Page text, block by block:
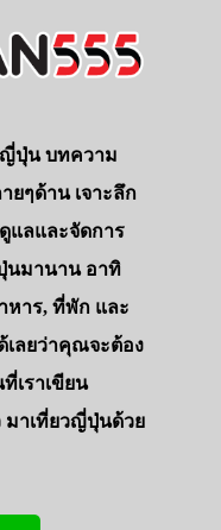
ญี่ปุ่น บทความ
ยๆด้าน เจาะลึก
แลและจัดการ
นมานาน อาทิ
หาร, ที่พัก และ
เลยว่าคุณจะต้อง
เราเขียน
มาเที่ยวญี่ปุ่นด้วย